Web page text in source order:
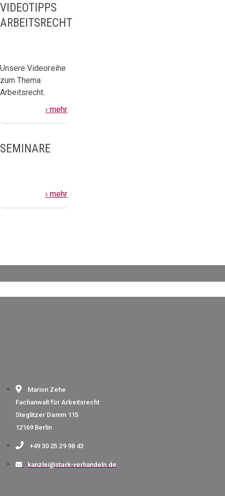
VIDEOTIPPS
ARBEITSRECHT
Unsere Videoreihe
zum Thema
Arbeitsrecht.
› mehr
SEMINARE
› mehr
Marion Zehe
Fachanwalt für Arbeitsrecht
Steglitzer Damm 115
12169 Berlin
+49 30 25 29 98 43
kanzlei@stark-verhandeln.de